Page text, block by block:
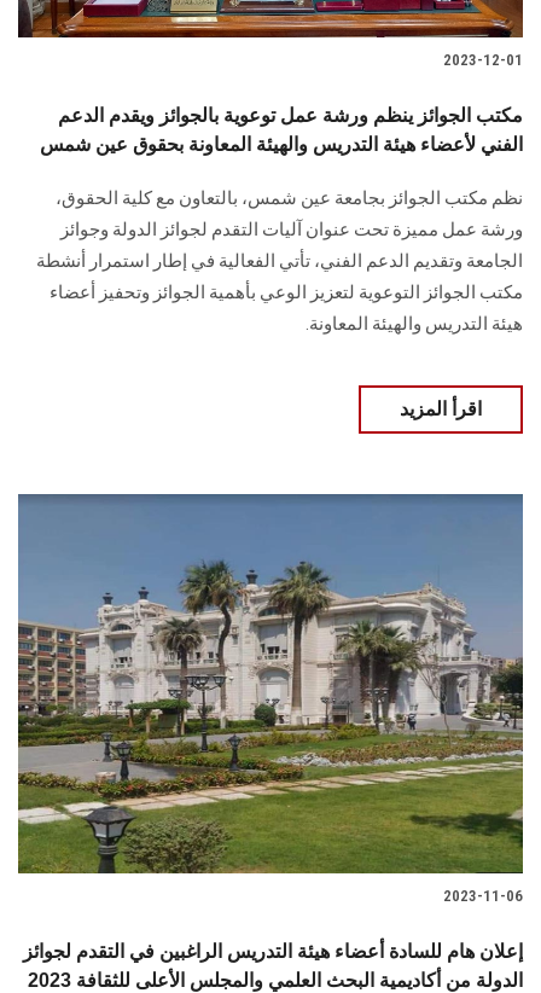
2023-12-01
مكتب الجوائز ينظم ورشة عمل توعوية بالجوائز ويقدم الدعم
الفني لأعضاء هيئة التدريس والهيئة المعاونة بحقوق عين شمس
نظم مكتب الجوائز بجامعة عين شمس، بالتعاون مع كلية الحقوق،
ورشة عمل مميزة تحت عنوان آليات التقدم لجوائز الدولة وجوائز
الجامعة وتقديم الدعم الفني، تأتي الفعالية في إطار استمرار أنشطة
مكتب الجوائز التوعوية لتعزيز الوعي بأهمية الجوائز وتحفيز أعضاء
هيئة التدريس والهيئة المعاونة.
اقرأ المزيد
2023-11-06
إعلان هام للسادة أعضاء هيئة التدريس الراغبين في التقدم لجوائز
الدولة من أكاديمية البحث العلمي والمجلس الأعلى للثقافة 2023